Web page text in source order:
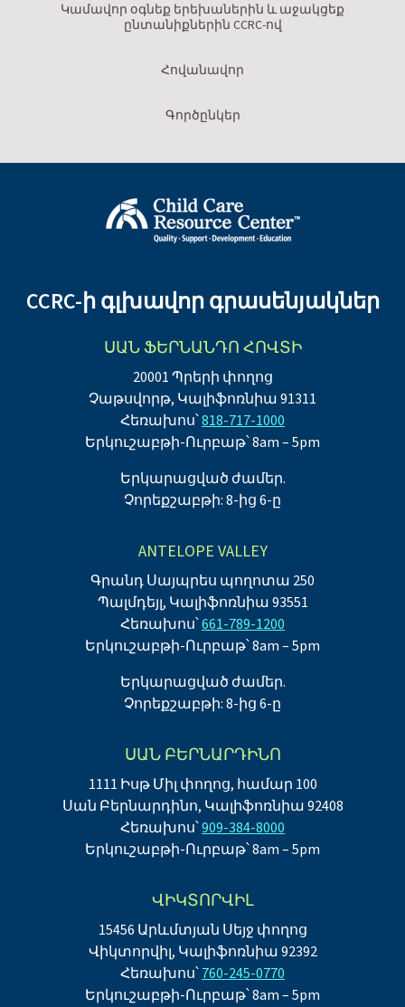
Կամավոր օգնեք երեխաներին և աջակցեք
ընտանիքներին CCRC-ով
Հովանավոր
Գործընկեր
CCRC-ի գլխավոր գրասենյակներ
ՍԱՆ ՖԵՐՆԱՆԴՈ ՀՈՎՏԻ
20001 Պրերի փողոց
Չաթսվորթ, Կալիֆոռնիա 91311
Հեռախոս՝818-717-1000
Երկուշաբթի-Ուրբաթ՝ 8am – 5pm
Երկարացված ժամեր.
Չորեքշաբթի: 8-ից 6-ը
ANTELOPE VALLEY
Գրանդ Սայպրես պողոտա 250
Պալմդեյլ, Կալիֆոռնիա 93551
Հեռախոս՝661-789-1200
Երկուշաբթի-Ուրբաթ՝ 8am – 5pm
Երկարացված ժամեր.
Չորեքշաբթի: 8-ից 6-ը
ՍԱՆ ԲԵՐՆԱՐԴԻՆՈ
1111 Իսթ Միլ փողոց, համար 100
Սան Բերնարդինո, Կալիֆոռնիա 92408
Հեռախոս՝909-384-8000
Երկուշաբթի-Ուրբաթ՝ 8am – 5pm
ՎԻԿՏՈՐՎԻԼ
15456 Արևմտյան Սեյջ փողոց
Վիկտորվիլ, Կալիֆոռնիա 92392
Հեռախոս՝760-245-0770
Երկուշաբթի-Ուրբաթ՝ 8am – 5pm